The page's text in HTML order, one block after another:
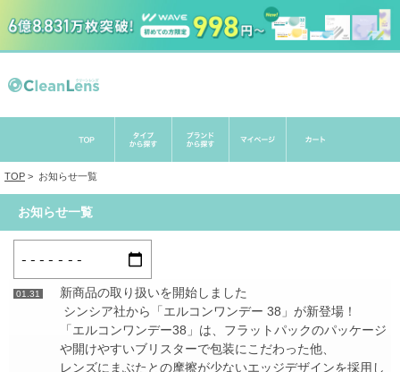
TOP > お知らせ一覧
お知らせ一覧
01.31
新商品の取り扱いを開始しました
シンシア社から「エルコンワンデー 38」が新登場！
「エルコンワンデー38」は、フラットパックのパッケージ
や開けやすいブリスターで包装にこだわった他、
レンズにまぶたとの摩擦が少ないエッジデザインを採用し